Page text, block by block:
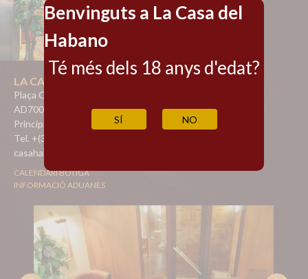
Benvinguts a La Casa del
Habano
Té més dels 18 anys d'edat?
SÍ NO
LA CASA DEL HABANO
Plaça Coprínceps, 3
AD700 Escaldes-Engordany
Principat d'Andorra
Tel. +(376) 869 255
casahabano@francport.ad
CALENDARI BOTIGA
INFORMACIÓ ADUANES